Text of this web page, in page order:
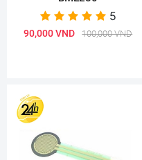
5
90,000 VND 100,000 VND